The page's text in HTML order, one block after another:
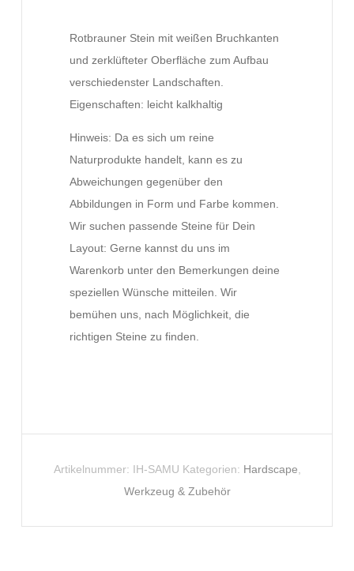
Rotbrauner Stein mit weißen Bruchkanten
und zerklüfteter Oberfläche zum Aufbau
verschiedenster Landschaften.
Eigenschaften: leicht kalkhaltig
Hinweis: Da es sich um reine
Naturprodukte handelt, kann es zu
Abweichungen gegenüber den
Abbildungen in Form und Farbe kommen.
Wir suchen passende Steine für Dein
Layout: Gerne kannst du uns im
Warenkorb unter den Bemerkungen deine
speziellen Wünsche mitteilen. Wir
bemühen uns, nach Möglichkeit, die
richtigen Steine zu finden.
Artikelnummer: IH-SAMU Kategorien: Hardscape,
Werkzeug & Zubehör